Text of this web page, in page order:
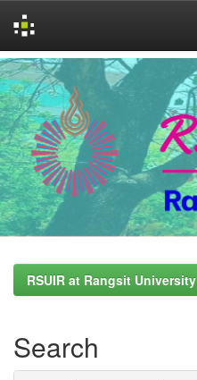
Skip
navigation
RSUIR at Rangsit University
Search